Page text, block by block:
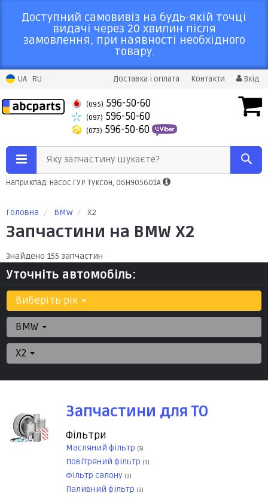
Доступний самовивіз на будь-якій точці
видачі через 20 хвилин після
замовлення, при наявності необхідного
товару.
UA RU Доставка і оплата Контакти Вхід
(095) 596-50-60
(097) 596-50-60
(073) 596-50-60
Яку запчастину шукаєте?
Наприклад: насос ГУР Туксон, 06H905601A
Головна BMW X2
Запчастини на BMW X2
Знайдено 155 запчастин
Уточніть автомобіль:
Виберіть рік
BMW
X2
Запчастини для ТО
Фільтри
Масляний фільтр (5)
Повітряний фільтр (3)
Фільтр салону (3)
Паливний фільтр (3)